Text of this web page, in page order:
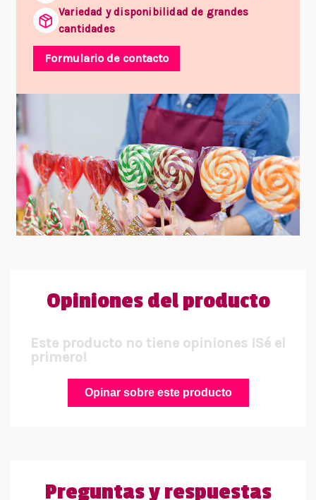
Variedad y disponibilidad de grandes
cantidades
Formulario de contacto
Opiniones del producto
Este producto no tiene opiniones ¡Sé el
primero!
Opinar sobre este producto
Preguntas y respuestas